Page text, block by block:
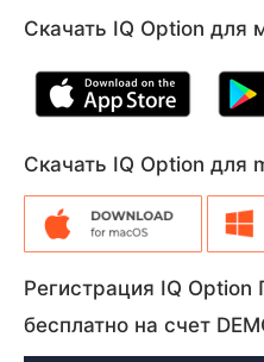
Скачать IQ Option для
Скачать IQ Option для
Регистрация IQ Option
бесплатно на счет